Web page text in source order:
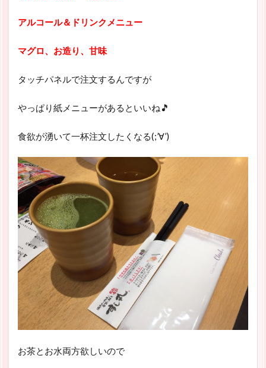
アルコール＆ドリンクメニュー
マグロ、お造り、甘味
タッチパネルで注文するんですが
やっぱり紙メニューがあるといいね🎵
食欲が湧いて一杯注文したくなる(;’∀’)
お茶とお水両方欲しいので